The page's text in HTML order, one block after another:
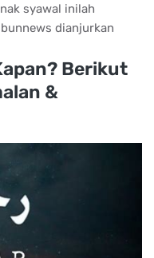
syawal inilah
dianjurkan
Berikut
&